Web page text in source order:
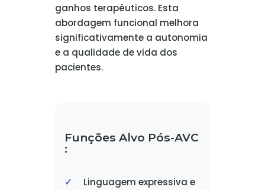
ganhos terapêuticos. Esta
abordagem funcional melhora
significativamente a autonomia
e a qualidade de vida dos
pacientes.
Funções Alvo Pós-AVC
:
Linguagem expressiva e